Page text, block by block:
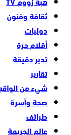
ثقافة وفنون
دوليات
أقلام حرة
تدبر دقيقة
تقارير
شيء من
صحة وأسرة
طرائف
عالم الجريمة